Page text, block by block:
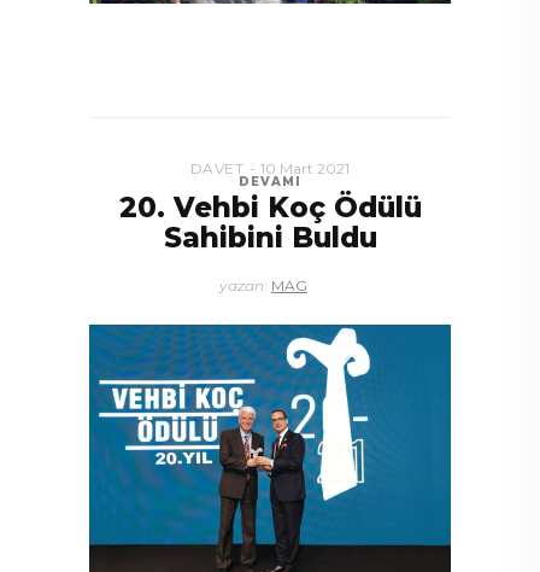
DEVAMI
DAVET 10 Mart 2021
20. Vehbi Koç Ödülü
Sahibini Buldu
yazan: MAG